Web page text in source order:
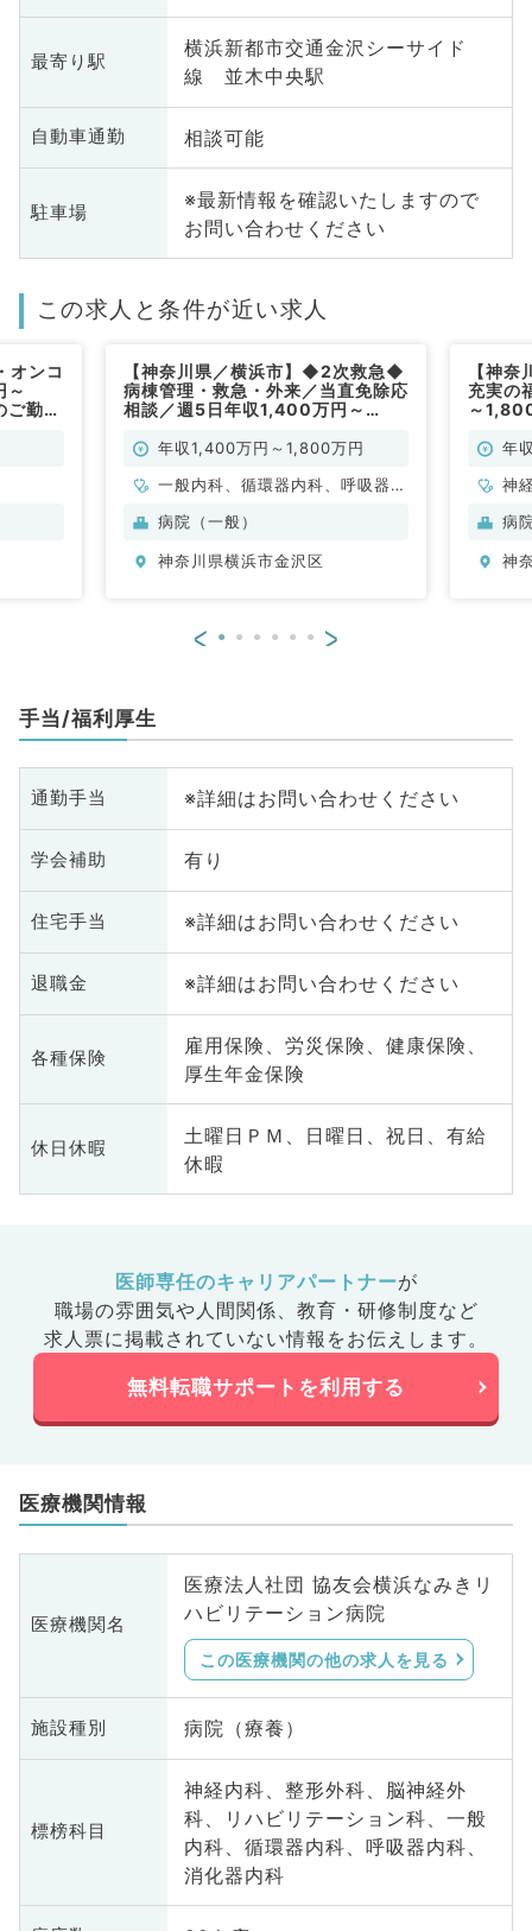
最寄り駅
横浜新都市交通金沢シーサイド
線 並木中央駅
自動車通勤 相談可能
駐車場
※最新情報を確認いたしますので
お問い合わせください
この求人と条件が近い求人
オンコ
～
勤務
【神奈川県／横浜市】◆2次救急◆
病棟管理・救急・外来／当直免除応
相談／週5日年収1,400万円～
通勤可能（一般内科／常勤）
年収1,400万円～1,800万円
一般内科、循環器内科、呼吸器内
科、総合診療科
病院（一般）
神奈川県横浜市金沢区
【神
充実の
～
／常勤
年
神
循
科
病
神
< >
手当/福利厚生
通勤手当 ※詳細はお問い合わせください
学会補助 有り
住宅手当 ※詳細はお問い合わせください
退職金 ※詳細はお問い合わせください
各種保険
雇用保険、労災保険、健康保険、
厚生年金保険
休日休暇
土曜日ＰＭ、日曜日、祝日、有給
休暇
医師専任のキャリアパートナーが
職場の雰囲気や人間関係、 教育・研修制度など
求人票に掲載されていない情報をお伝えします。
無料転職サポートを利用する
医療機関情報
医療機関名
医療法人社団 協友会横浜なみきリ
ハビリテーション病院
この医療機関の他の求人を見る
施設種別 病院（療養）
標榜科目
神経内科、整形外科、脳神経外
科、リハビリテーション科、一般
内科、循環器内科、呼吸器内科、
消化器内科